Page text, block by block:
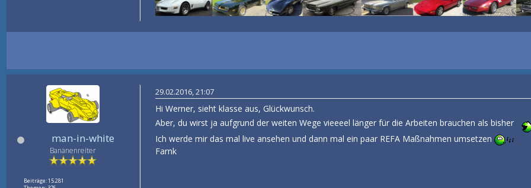
man-in-white
Bananenreiter
Beiträge: 15.281
29.02.2016, 21:07
Hi Werner, sieht klasse aus, Glückwunsch.
Aber, du wirst ja aufgrund der weiten Wege vieeeel länger für die Arbeiten brauchen als bisher
Ich werde mir das mal live ansehen und dann mal ein paar REFA Maßnahmen umsetzen
Farnk